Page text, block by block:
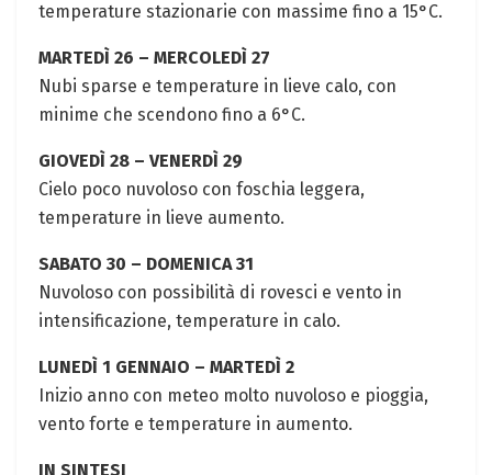
temperature stazionarie ⁢con massime fino a 15°C.
MARTEDÌ 26 – MERCOLEDÌ 27
Nubi sparse e temperature in lieve calo, con
‌minime che ​scendono fino a 6°C.⁤
GIOVEDÌ 28 – VENERDÌ 29
Cielo poco nuvoloso con foschia leggera,⁢
temperature in lieve aumento.
SABATO 30 – DOMENICA 31
Nuvoloso ⁣con possibilità di rovesci e vento in
intensificazione,⁣ temperature⁤ in calo.
LUNEDÌ‌ 1 GENNAIO – MARTEDÌ ⁢2
Inizio anno con ​meteo molto ⁤nuvoloso e pioggia,
vento‌ forte e temperature in aumento.
IN SINTESI